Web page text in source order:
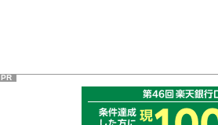
PR